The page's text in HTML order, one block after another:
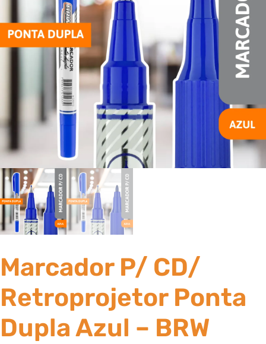
Marcador P/ CD/
Retroprojetor Ponta
Dupla Azul – BRW